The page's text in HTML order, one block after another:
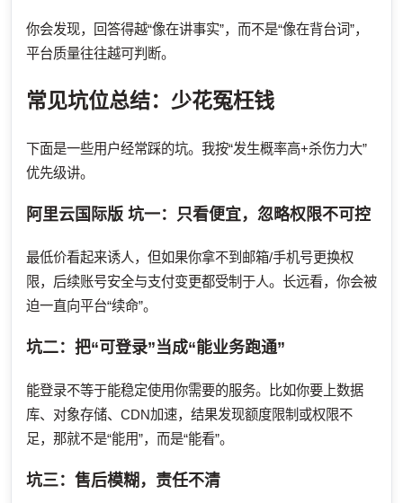
你会发现，回答得越“像在讲事实”，而不是“像在背台词”，
平台质量往往越可判断。
常见坑位总结：少花冤枉钱
下面是一些用户经常踩的坑。我按“发生概率高+杀伤力大”
优先级讲。
阿里云国际版 坑一：只看便宜，忽略权限不可控
最低价看起来诱人，但如果你拿不到邮箱/手机号更换权
限，后续账号安全与支付变更都受制于人。长远看，你会被
迫一直向平台“续命”。
坑二：把“可登录”当成“能业务跑通”
能登录不等于能稳定使用你需要的服务。比如你要上数据
库、对象存储、CDN加速，结果发现额度限制或权限不
足，那就不是“能用”，而是“能看”。
坑三：售后模糊，责任不清